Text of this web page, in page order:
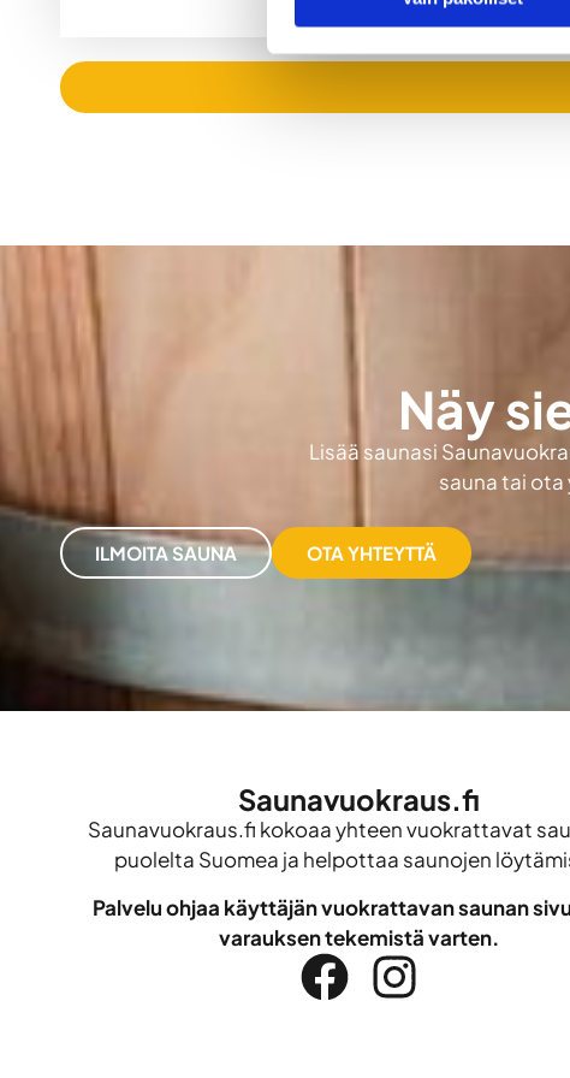
Näy
Lisää saunasi
sauna tai
ILMOITA SAUNA OTA YHTEYTTÄ
Saunavuokraus.fi
Saunavuokraus.fi kokoaa yhteen vuokrattavat
puolelta Suomea ja helpottaa saunojen
Palvelu ohjaa käyttäjän vuokrattavan saunan
varauksen tekemistä varten.